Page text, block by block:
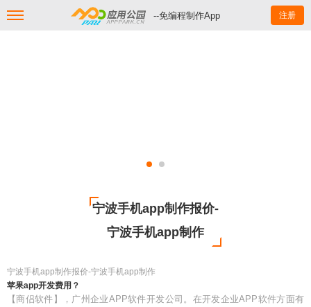
--免编程制作App 注册
宁波手机app制作报价-
宁波手机app制作
宁波手机app制作报价-宁波手机app制作
苹果app开发费用？
【商侣软件】，广州企业APP软件开发公司。在开发企业APP软件方面有